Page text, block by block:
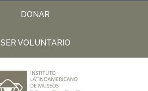
DONAR
SER VOLUNTARIO